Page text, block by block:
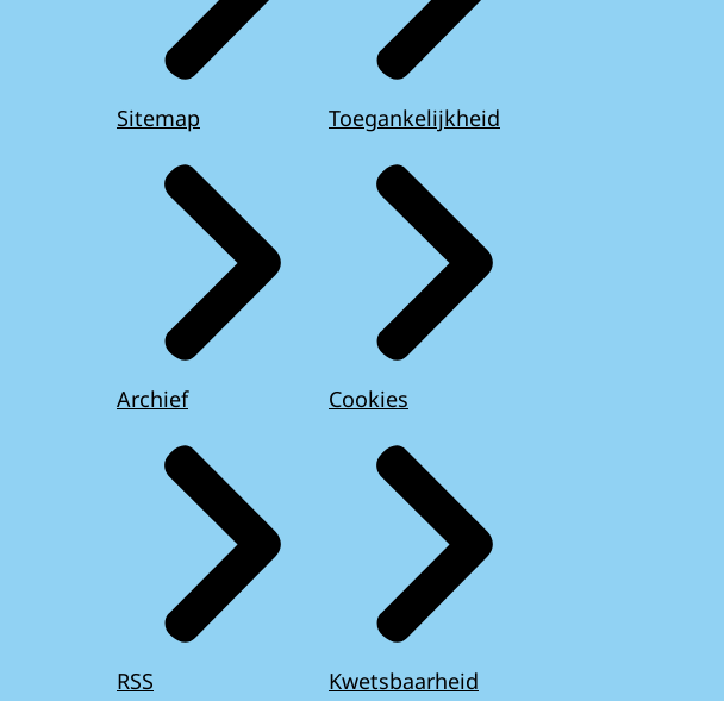
Sitemap
Archief
RSS
Toegankelijkheid
Cookies
Kwetsbaarheid